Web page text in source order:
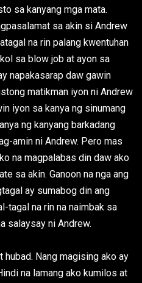
sa kanyang mga mata.
sa akin si Andrew
na rin palang kwentuhan
sa blow job at ayon sa
napakasarap daw gawin
matikman iyon ni Andrew
iyon sa kanya ng sinumang
ng kanyang barkadang
amin ni Andrew. Pero mas
na magpalabas din daw ako
sa akin. Ganoon na nga ang
ay sumabog din ang
tagal na rin na naimbak sa
salaysay ni Andrew.
hubad. Nang magising ako ay
na lamang ako kumilos at